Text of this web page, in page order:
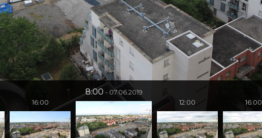
16:00
12:00
07.06.2019
8:00
16:00